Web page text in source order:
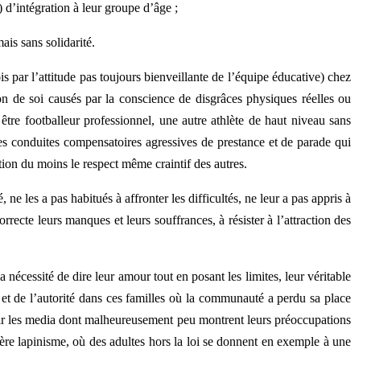
à leur groupe d’âge ;
sans solidarité.
par l’attitude pas toujours bienveillante de l’équipe éducative) chez
soi causés par la conscience de disgrâces physiques réelles ou
footballeur professionnel, une autre athlète de haut niveau sans
compensatoires agressives de prestance et de parade qui
du moins le respect même craintif des autres.
les a pas habitués à affronter les difficultés, ne leur a pas appris à
leurs manques et leurs souffrances, à résister à l’attraction des
de dire leur amour tout en posant les limites, leur véritable
de l’autorité dans ces familles où la communauté a perdu sa place
media dont malheureusement peu montrent leurs préoccupations
lapinisme, où des adultes hors la loi se donnent en exemple à une